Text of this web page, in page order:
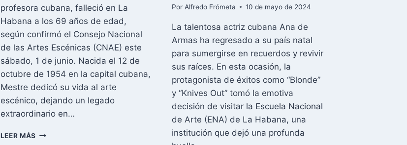
profesora cubana, falleció en La
Habana a los 69 años de edad,
según confirmó el Consejo Nacional
de las Artes Escénicas (CNAE) este
sábado, 1 de junio. Nacida el 12 de
octubre de 1954 en la capital cubana,
Mestre dedicó su vida al arte
escénico, dejando un legado
extraordinario en…
LEER MÁS FALLECE
Por Alfredo Frómeta 10 de mayo de 2024
La talentosa actriz cubana Ana de
Armas ha regresado a su país natal
para sumergirse en recuerdos y revivir
sus raíces. En esta ocasión, la
protagonista de éxitos como “Blonde”
y “Knives Out” tomó la emotiva
decisión de visitar la Escuela Nacional
de Arte (ENA) de La Habana, una
institución que dejó una profunda